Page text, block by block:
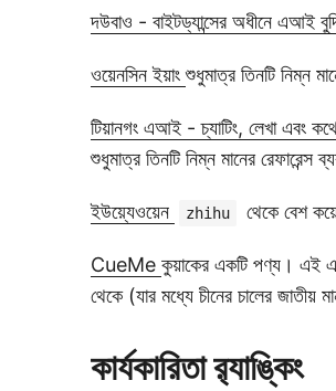
দউবাও - বাইটড্যান্সের অধীনে এআই
ওয়েনসিন ইয়াংশুধুমাত্র তিনটি নিম্ন
টিয়ানগং এআই - চ্যাটিং, লেখা এবং
শুধুমাত্র তিনটি নিম্ন মানের রেফারেন্স
ইউয়্যেওয়েন zhihu থেকে বেশ
CueMe কুয়াকের একটি পণ্য। এই
থেকে (যার মধ্যে চীনের চালের জাতীয়
কার্যকারিতা র‍্যাঙ্কিং